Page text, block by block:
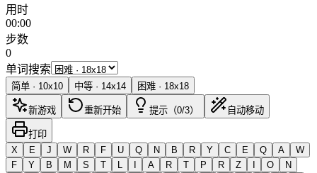
用时
00:00
步数
0
单词搜索
简单 · 10x10 中等 · 14x14 困难 · 18x18
新游戏 重新开始 提示（0/3） 自动移动
打印
X
E J W R F U Q N B R Y C E Q A
W
F
Y B M S T L I A R T P R Z I O
N